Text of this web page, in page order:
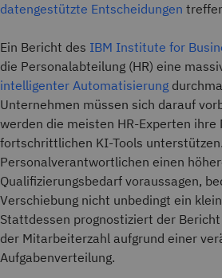
datengestützte Entscheidungen
Ein Bericht des IBM Institute for
die Personalabteilung (HR) eine
intelligenter Automatisierung
Unternehmen müssen sich darauf
werden die meisten HR-Experten
fortschrittlichen KI-Tools
Personalverantwortlichen einen
Qualifizierungsbedarf voraussagen,
Verschiebung nicht unbedingt ein
Stattdessen prognostiziert der
der Mitarbeiterzahl aufgrund einer
Aufgabenverteilung.